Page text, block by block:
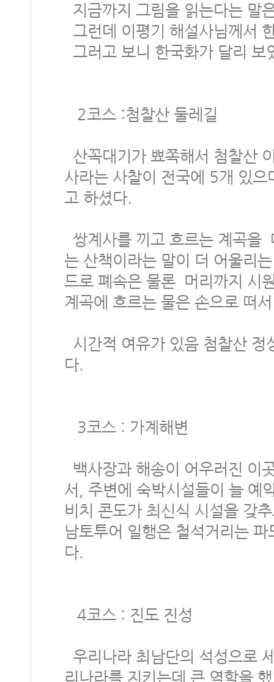
지금까지 그림을 읽는다는 말
그런데 이평기 해설사님께서
그러고 보니 한국화가 달리 보
2코스 :첨찰산 둘레길
산꼭대기가 뾰쪽해서 첨찰산
사라는 사찰이 전국에 5개 있
고 하셨다.
쌍계사를 끼고 흐르는 계곡을
는 산책이라는 말이 더 어울리
드로 폐속은 물론 머리까지 시
계곡에 흐르는 물은 손으로 떠
시간적 여유가 있음 첨찰산
다.
3코스 : 가계해변
백사장과 해송이 어우러진 이
서, 주변에 숙박시설들이 늘 예
비치 콘도가 최신식 시설을 갖
남토투어 일행은 철석거리는
다.
4코스 : 진도 진성
우리나라 최남단의 석성으로
리나라를 지키는데 큰 역할을